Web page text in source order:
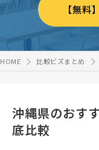
【無料
HOME 比較ビズまとめ
沖縄県のおす
底比較